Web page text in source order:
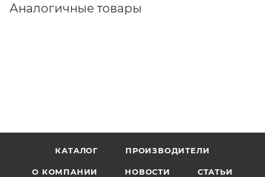
Аналогичные товары
КАТАЛОГ ПРОИЗВОДИТЕЛИ
О КОМПАНИИ НОВОСТИ СТАТЬИ